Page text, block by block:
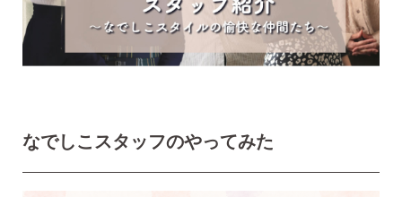
なでしこスタッフのやってみた